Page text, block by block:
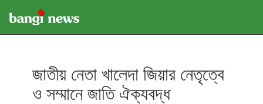
জাতীয় নেতা খালেদা জিয়ার নেতৃত্বে
ও সম্মানে জাতি ঐক্যবদ্ধ